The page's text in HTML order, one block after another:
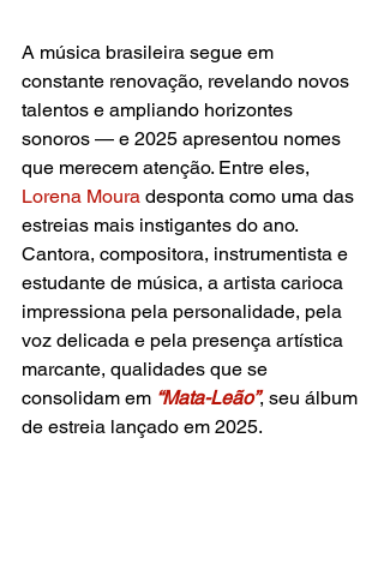
A música brasileira segue em
constante renovação, revelando novos
talentos e ampliando horizontes
sonoros — e 2025 apresentou nomes
que merecem atenção. Entre eles,
Lorena Moura desponta como uma das
estreias mais instigantes do ano.
Cantora, compositora, instrumentista e
estudante de música, a artista carioca
impressiona pela personalidade, pela
voz delicada e pela presença artística
marcante, qualidades que se
consolidam em “Mata-Leão”, seu álbum
de estreia lançado em 2025.